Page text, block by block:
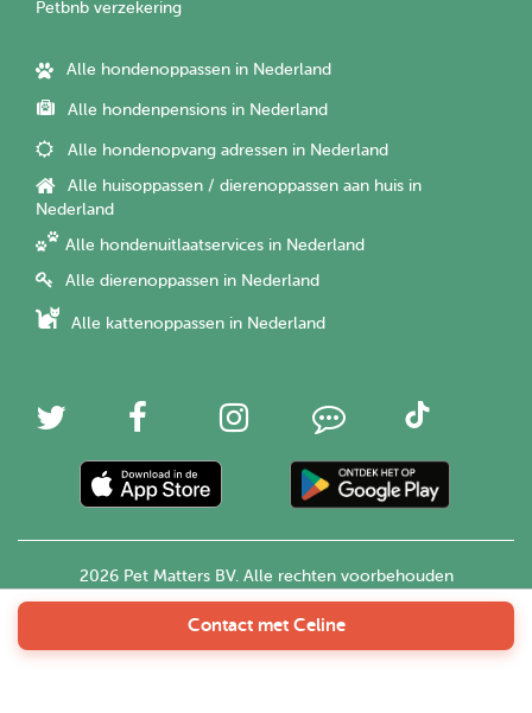
Contact met Celine
Petbnb verzekering
Alle hondenoppassen in Nederland
Alle hondenpensions in Nederland
Alle hondenopvang adressen in Nederland
Alle huisoppassen / dierenoppassen aan huis in
Nederland
Alle hondenuitlaatservices in Nederland
Alle dierenoppassen in Nederland
Alle kattenoppassen in Nederland
2026 Pet Matters BV. Alle rechten voorbehouden